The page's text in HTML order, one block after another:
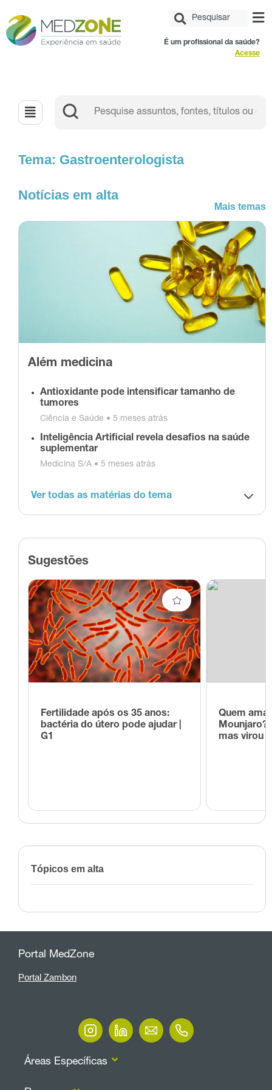
É um profissional da saúde?
Acesse
Tema: Gastroenterologista
Notícias em alta
Mais temas
Além medicina
Antioxidante pode intensificar tamanho de
tumores
Ciência e Saúde • 5 meses atrás
Inteligência Artificial revela desafios na saúde
suplementar
Medicina S/A • 5 meses atrás
Ver todas as matérias do tema
Sugestões
Fertilidade após os 35 anos:
bactéria do útero pode ajudar |
G1
Quem
Mounjaro?
mas virou
Tópicos em alta
Portal MedZone
Portal Zambon
Áreas Específicas